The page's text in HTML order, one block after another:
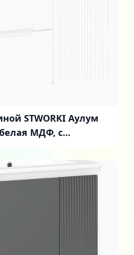
STWORKI Аулум
МДФ, с